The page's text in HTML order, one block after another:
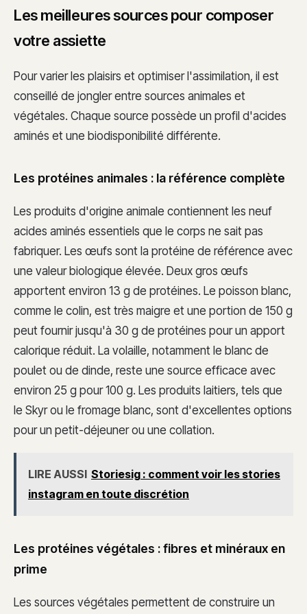
Les meilleures sources pour composer
votre assiette
Pour varier les plaisirs et optimiser l'assimilation, il est
conseillé de jongler entre sources animales et
végétales. Chaque source possède un profil d'acides
aminés et une biodisponibilité différente.
Les protéines animales : la référence complète
Les produits d'origine animale contiennent les neuf
acides aminés essentiels que le corps ne sait pas
fabriquer. Les œufs sont la protéine de référence avec
une valeur biologique élevée. Deux gros œufs
apportent environ 13 g de protéines. Le poisson blanc,
comme le colin, est très maigre et une portion de 150 g
peut fournir jusqu'à 30 g de protéines pour un apport
calorique réduit. La volaille, notamment le blanc de
poulet ou de dinde, reste une source efficace avec
environ 25 g pour 100 g. Les produits laitiers, tels que
le Skyr ou le fromage blanc, sont d'excellentes options
pour un petit-déjeuner ou une collation.
LIRE AUSSI Storiesig : comment voir les stories
instagram en toute discrétion
Les protéines végétales : fibres et minéraux en
prime
Les sources végétales permettent de construire un